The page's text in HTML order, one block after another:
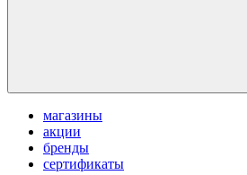
магазины
акции
бренды
сертификаты